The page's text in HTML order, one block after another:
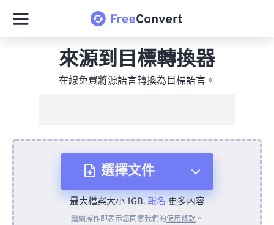
來源到目標轉換器
在線免費將源語言轉換為目標語言。
選擇文件
來自裝置
最大檔案大小 1GB.報名更多內容
繼續操作即表示您同意我們的使用條款 。